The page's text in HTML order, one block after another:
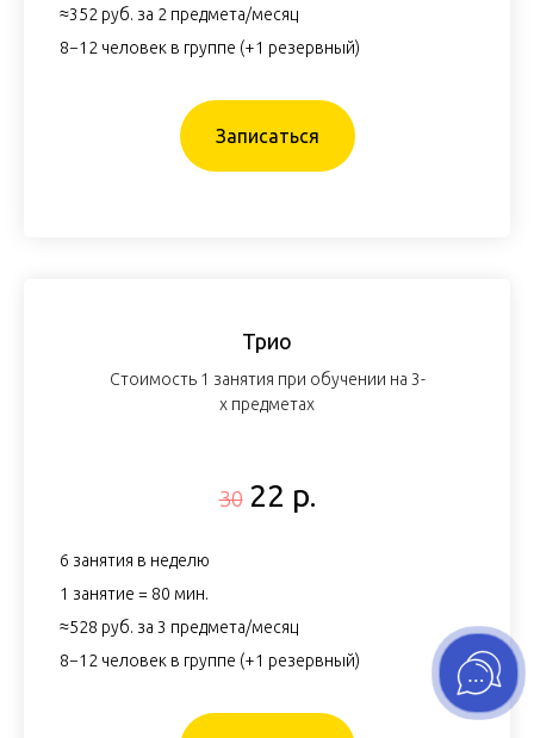
≈352 руб. за 2 предмета/месяц
8−12 человек в группе (+1 резервный)
Записаться
Трио
Стоимость 1 занятия при обучении на 3-
х предметах
30 22 р.
6 занятия в неделю
1 занятие = 80 мин.
≈528 руб. за 3 предмета/месяц
8−12 человек в группе (+1 резервный)